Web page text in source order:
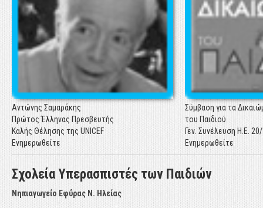
Αντώνης Σαμαράκης
Πρώτος Έλληνας Πρεσβευτής
Καλής Θέλησης της UNICEF
Ενημερωθείτε
Σύμβαση για τα
του Παιδιού
Γεν. Συνέλευση Η.Ε.
Ενημερωθείτε
Σχολεία Υπερασπιστές των Παιδιών
Νηπιαγωγείο Εφύρας Ν. Ηλείας
Η ετήσια Έκθεση "Η
Ελλάδα 2017 – Τα
της UNICEF από
παρουσιάζει τα
στοιχεία για την
σήμερα.
Ενημερωθείτε
ΕΚΘΕΣΗ UNICEF: "Η ΚΑΤΑΣΤΑΣΗ ΤΩΝ ΠΑΙΔΙΩΝ ΣΤΗΝ ΕΛΛΑΔΑ 2017"
Ελλάδα 2017 – Τα